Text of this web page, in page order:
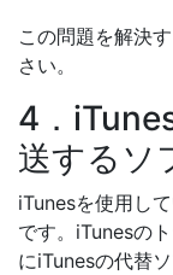
この問題を解決
さい。
4．
送するソ
iTunesを使用し
です。iTunesの
にiTunesの代替